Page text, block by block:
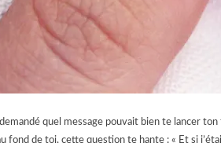
demandé quel message pouvait bien te lancer
fond de toi, cette question te hante : « Et si